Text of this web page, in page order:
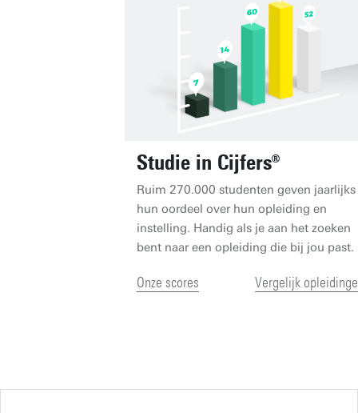
Studie in Cijfers®
Ruim 270.000 studenten geven jaarlijks
hun oordeel over hun opleiding en
instelling. Handig als je aan het zoeken
bent naar een opleiding die bij jou past.
Onze scores Vergelijk